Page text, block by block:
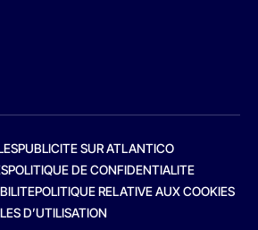
PUBLICITE SUR ATLANTICO
POLITIQUE DE CONFIDENTIALITE
POLITIQUE RELATIVE AUX COOKIES
D’UTILISATION